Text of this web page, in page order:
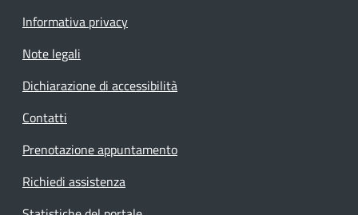
Informativa privacy
Note legali
Dichiarazione di accessibilità
Contatti
Prenotazione appuntamento
Richiedi assistenza